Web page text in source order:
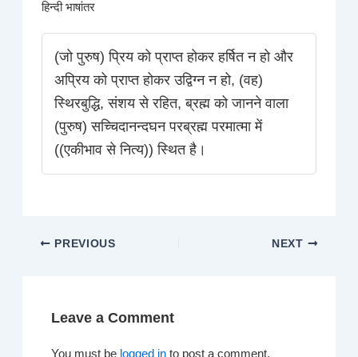
हिन्दी भाषांतर
(जो पुरुष) प्रिय को प्राप्त होकर हर्षित न हो और
अप्रिय को प्राप्त होकर उद्विग्न न हो, (वह)
स्थिरबुद्धि, संशय से रहित, ब्रह्म को जानने वाला
(पुरुष) सच्चिदानन्दघन परब्रह्म परमात्मा में
((एकीभाव से नित्य)) स्थित है।
PREVIOUS NEXT
Leave a Comment
You must be logged in to post a comment.